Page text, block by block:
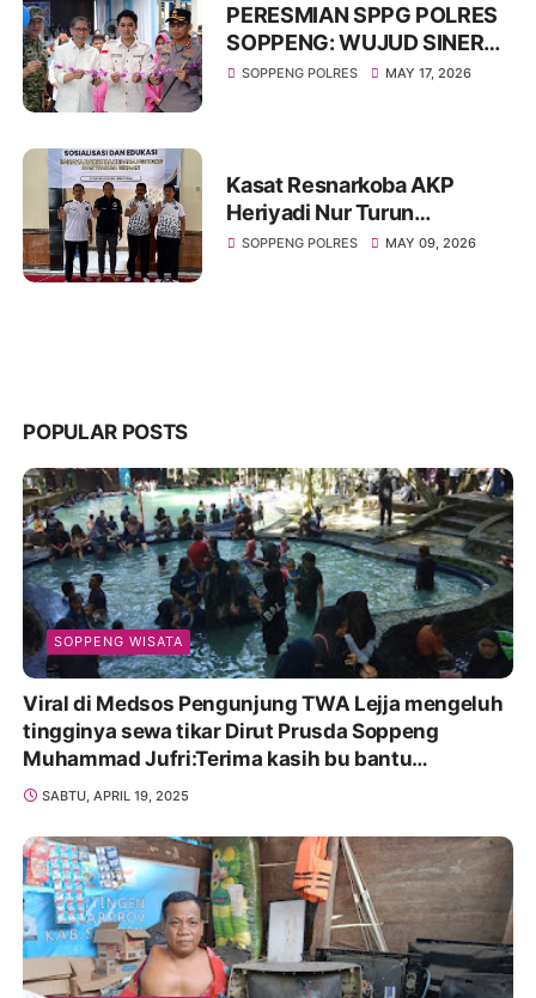
PERESMIAN SPPG POLRES
SOPPENG: WUJUD SINERGI
KUAT DUKUNG KETAHANAN
SOPPENG POLRES MAY 17, 2026
Kasat Resnarkoba AKP
Heriyadi Nur Turun
Langsung Edukasi Bahaya
SOPPENG POLRES MAY 09, 2026
POPULAR POSTS
SOPPENG WISATA
Viral di Medsos Pengunjung TWA Lejja mengeluh
tingginya sewa tikar Dirut Prusda Soppeng
Muhammad Jufri:Terima kasih bu bantu
Promosikan
SABTU, APRIL 19, 2025